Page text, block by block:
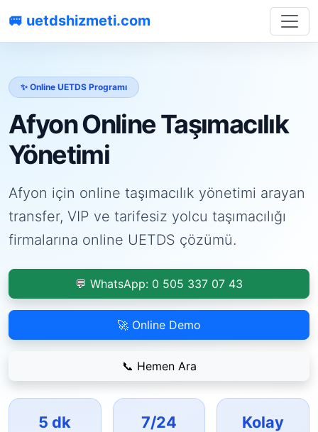
🚐 uetdshizmeti.com
✨ Online UETDS Programı
Afyon Online Taşımacılık
Yönetimi
Afyon için online taşımacılık yönetimi arayan
transfer, VIP ve tarifesiz yolcu taşımacılığı
firmalarına online UETDS çözümü.
💬 WhatsApp: 0 505 337 07 43
🚀 Online Demo
📞 Hemen Ara
5 dk 7/24 Kolay